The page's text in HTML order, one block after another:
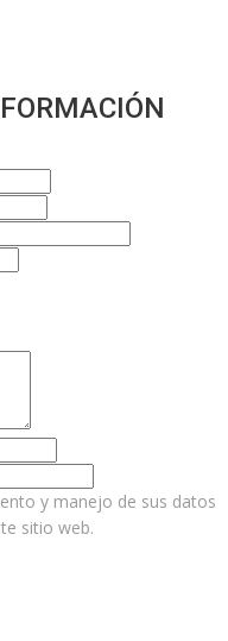
y manejo de sus datos
sitio web.